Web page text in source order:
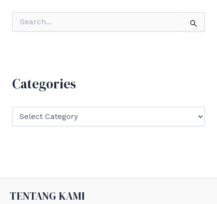
o
Categories
i
s
TENTANG KAMI